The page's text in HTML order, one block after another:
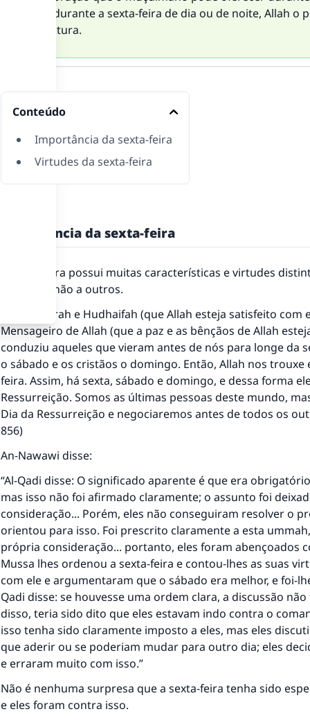
morrer durante a sexta-feira de dia ou de noite, Allah o
da sepultura.
Conteúdo
Importância da sexta-feira
Virtudes da sexta-feira
Importância da sexta-feira
A Sexta-feira possui muitas características e virtudes
este dia e não a outros.
Abu Hurairah e Hudhaifah (que Allah esteja satisfeito com
Mensageiro de Allah (que a paz e as bênçãos de Allah
conduziu aqueles que vieram antes de nós para longe da
o sábado e os cristãos o domingo. Então, Allah nos trouxe
feira. Assim, há sexta, sábado e domingo, e dessa forma
Ressurreição. Somos as últimas pessoas deste mundo,
Dia da Ressurreição e negociaremos antes de todos os
856)
An-Nawawi disse:
“Al-Qadi disse: O significado aparente é que era
mas isso não foi afirmado claramente; o assunto foi
consideração... Porém, eles não conseguiram resolver o
orientou para isso. Foi prescrito claramente a esta
própria consideração... portanto, eles foram abençoados
Mussa lhes ordenou a sexta-feira e contou-lhes as suas
com ele e argumentaram que o sábado era melhor, e foi-
Qadi disse: se houvesse uma ordem clara, a discussão
disso, teria sido dito que eles estavam indo contra o
isso tenha sido claramente imposto a eles, mas eles
que aderir ou se poderiam mudar para outro dia; eles
e erraram muito com isso.”
Não é nenhuma surpresa que a sexta-feira tenha sido
e eles foram contra isso.